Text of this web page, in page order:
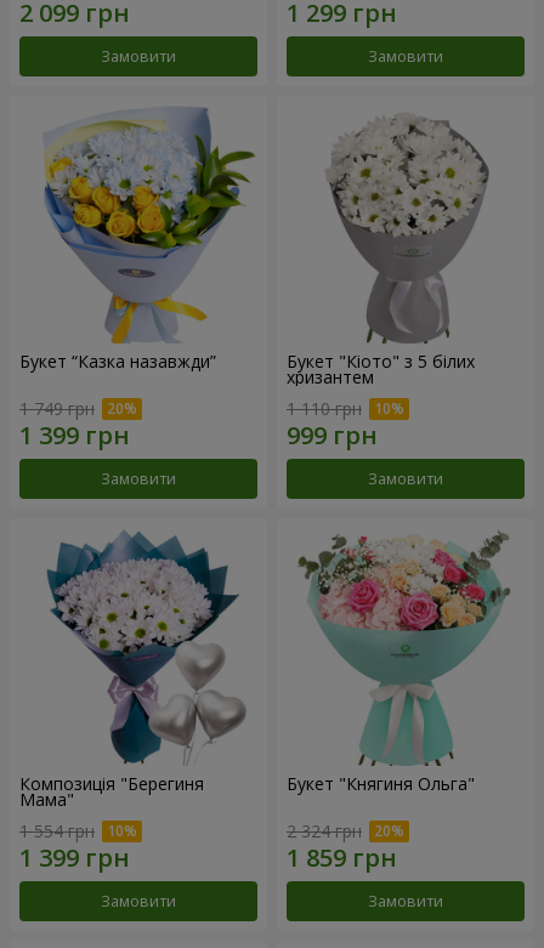
Замовити Замовити
Букет “Казка назавжди”
1 749 грн
Замовити
Букет "Кіото" з 5 білих
хризантем
1 110 грн
Замовити
Композиція "Берегиня
Мама"
1 554 грн
Замовити
Букет "Княгиня Ольга"
2 324 грн
Замовити